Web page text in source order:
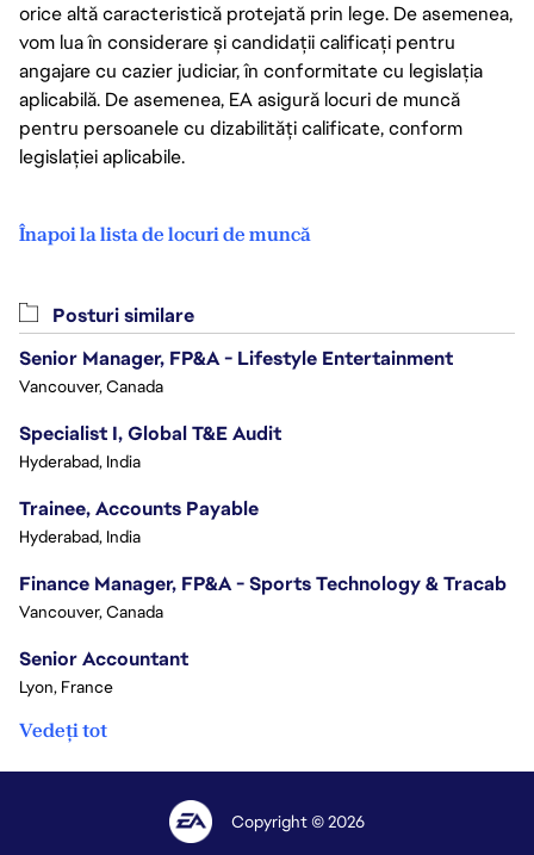
orice altă caracteristică protejată prin lege. De asemenea,
vom lua în considerare și candidații calificați pentru
angajare cu cazier judiciar, în conformitate cu legislația
aplicabilă. De asemenea, EA asigură locuri de muncă
pentru persoanele cu dizabilități calificate, conform
legislației aplicabile.
Înapoi la lista de locuri de muncă
Posturi similare
Senior Manager, FP&A - Lifestyle Entertainment
Vancouver, Canada
Specialist I, Global T&E Audit
Hyderabad, India
Trainee, Accounts Payable
Hyderabad, India
Finance Manager, FP&A - Sports Technology & Tracab
Vancouver, Canada
Senior Accountant
Lyon, France
Vedeți tot
Copyright © 2026